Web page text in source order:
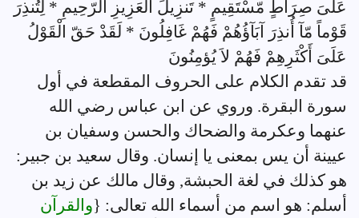
عَلَىَ صِرَاطٍ مّسْتَقِيمٍ * تَنزِيلَ الْعَزِيزِ الرّحِيمِ * لِتُنذِرَ
قَوْماً مّآ أُنذِرَ آبَآؤُهُمْ فَهُمْ غَافِلُونَ * لَقَدْ حَقّ الْقَوْلُ
عَلَىَ أَكْثَرِهِمْ فَهُمْ لاَ يُؤمِنُونَ
قد تقدم الكلام على الحروف المقطعة في أول
سورة البقرة. وروي عن ابن عباس رضي الله
عنهما وعكرمة والضحاك والحسن وسفيان بن
عيينة أن يس بمعنى يا إنسان. وقال سعيد بن جبير:
هو كذلك في لغة الحبشة, وقال مالك عن زيد بن
أسلم: هو اسم من أسماء الله تعالى: {والقرآن